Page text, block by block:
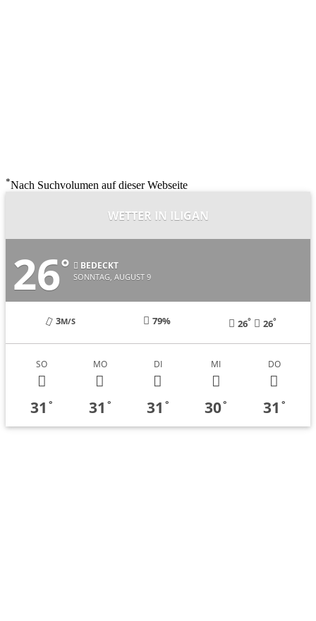
*Nach Suchvolumen auf dieser Webseite
WETTER IN ILIGAN
26° BEDECKT
SONNTAG, AUGUST 9
3M/S 79% 26° 26°
SO
31 °
MO
31 °
DI
31 °
MI
30°
DO
31 °